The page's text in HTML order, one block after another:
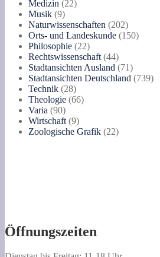
Medizin 2222
Musik 99
Produkte
Naturwissenschaften 202202
Produkte
Orts- und Landeskunde 150150
Philosophie 2222
Produkte
Rechtswissenschaft 4444
Produkte
Stadtansichten Ausland 7171
Produkte
Stadtansichten Deutschland 739739
Technik 2828
Produkte
Theologie 6666
Varia 9090
Produkte
Wirtschaft 99
Produkte
Zoologische Grafik 2222
Öffnungszeiten